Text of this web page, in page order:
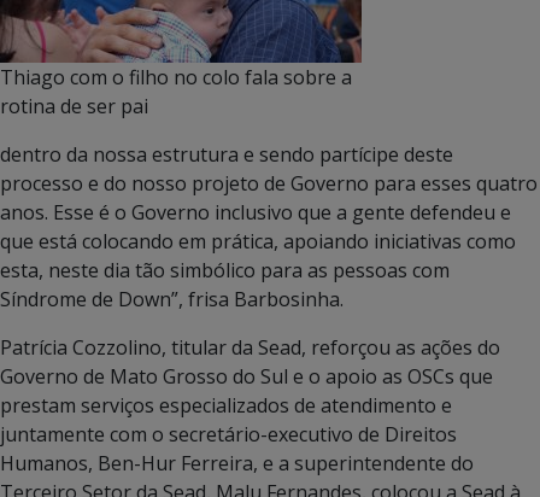
Thiago com o filho no colo fala sobre a
rotina de ser pai
dentro da nossa estrutura e sendo partícipe deste
processo e do nosso projeto de Governo para esses quatro
anos. Esse é o Governo inclusivo que a gente defendeu e
que está colocando em prática, apoiando iniciativas como
esta, neste dia tão simbólico para as pessoas com
Síndrome de Down”, frisa Barbosinha.
Patrícia Cozzolino, titular da Sead, reforçou as ações do
Governo de Mato Grosso do Sul e o apoio as OSCs que
prestam serviços especializados de atendimento e
juntamente com o secretário-executivo de Direitos
Humanos, Ben-Hur Ferreira, e a superintendente do
Terceiro Setor da Sead, Malu Fernandes, colocou a Sead à